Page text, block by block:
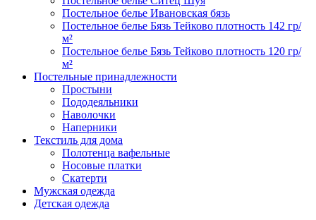
Постельное белье Ивановская бязь
Постельное белье Бязь Тейково плотность 142 гр/
м²
Постельное белье Бязь Тейково плотность 120 гр/
м²
Постельные принадлежности
Простыни
Пододеяльники
Наволочки
Наперники
Текстиль для дома
Полотенца вафельные
Носовые платки
Скатерти
Мужская одежда
Детская одежда